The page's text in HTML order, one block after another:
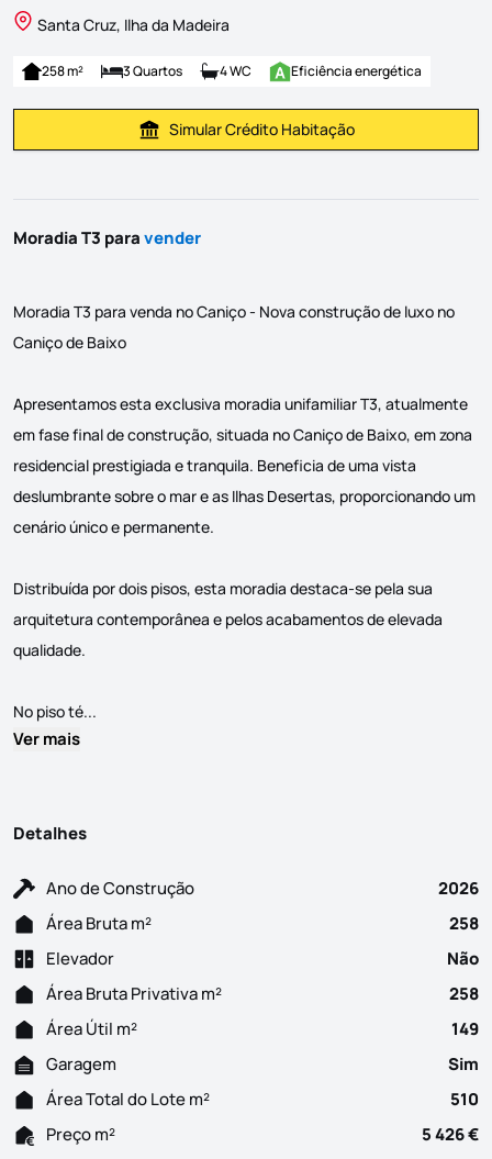
Santa Cruz, Ilha da Madeira
258 m² 3 Quartos 4 WC Eficiência energética
Simular Prestação
Simular Crédito Habitação
Moradia T3 paravender
Moradia T3 para venda no Caniço - Nova construção de luxo no
Caniço de Baixo
Apresentamos esta exclusiva moradia unifamiliar T3, atualmente
em fase final de construção, situada no Caniço de Baixo, em zona
residencial prestigiada e tranquila. Beneficia de uma vista
deslumbrante sobre o mar e as Ilhas Desertas, proporcionando um
cenário único e permanente.
Distribuída por dois pisos, esta moradia destaca-se pela sua
arquitetura contemporânea e pelos acabamentos de elevada
qualidade.
No piso té...
Ver mais
Detalhes
Ano de Construção
2026
Área Bruta m²
258
Elevador
Não
Área Bruta Privativa m²
258
Área Útil m²
149
Garagem
Sim
Área Total do Lote m²
510
Preço m²
5 426 €